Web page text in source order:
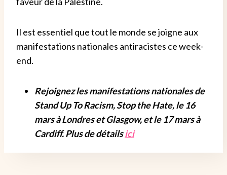
Il est essentiel que tout le monde se joigne aux
manifestations nationales antiracistes ce week-
end.
Rejoignez les manifestations nationales de
Stand Up To Racism, Stop the Hate, le 16
mars à Londres et Glasgow, et le 17 mars à
Cardiff. Plus de détailsici